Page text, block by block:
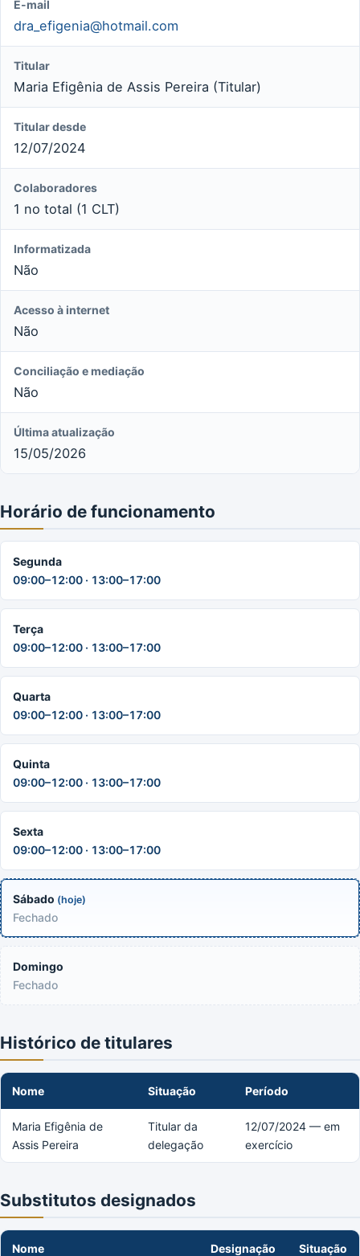
E-mail
dra_efigenia@hotmail.com
Titular
Maria Efigênia de Assis Pereira (Titular)
Titular desde
12/07/2024
Colaboradores
1 no total (1 CLT)
Informatizada
Não
Acesso à internet
Não
Conciliação e mediação
Não
Última atualização
15/05/2026
Horário de funcionamento
Segunda
09:00–12:00 · 13:00–17:00
Terça
09:00–12:00 · 13:00–17:00
Quarta
09:00–12:00 · 13:00–17:00
Quinta
09:00–12:00 · 13:00–17:00
Sexta
09:00–12:00 · 13:00–17:00
Sábado (hoje)
Fechado
Domingo
Fechado
Histórico de titulares
Nome Situação Período
Maria Efigênia de
Assis Pereira
Titular da
delegação
12/07/2024 — em
exercício
Substitutos designados
Nome Designação Situação